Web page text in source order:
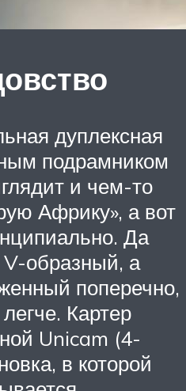
дуплексная
подрамником
и чем-то
Африку», а вот
Да
V-образный, а
поперечно,
Картер
Unicam (4-
в которой